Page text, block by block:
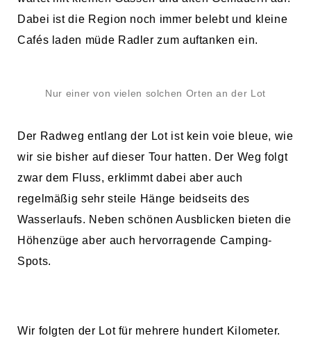
Dabei ist die Region noch immer belebt und kleine
Cafés laden müde Radler zum auftanken ein.
Nur einer von vielen solchen Orten an der Lot
Der Radweg entlang der Lot ist kein voie bleue, wie
wir sie bisher auf dieser Tour hatten. Der Weg folgt
zwar dem Fluss, erklimmt dabei aber auch
regelmäßig sehr steile Hänge beidseits des
Wasserlaufs. Neben schönen Ausblicken bieten die
Höhenzüge aber auch hervorragende Camping-
Spots.
Wir folgten der Lot für mehrere hundert Kilometer.